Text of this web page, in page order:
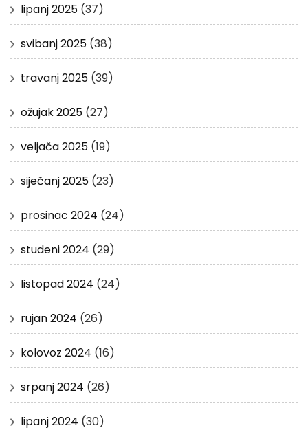
lipanj 2025 (37)
svibanj 2025 (38)
travanj 2025 (39)
ožujak 2025 (27)
veljača 2025 (19)
siječanj 2025 (23)
prosinac 2024 (24)
studeni 2024 (29)
listopad 2024 (24)
rujan 2024 (26)
kolovoz 2024 (16)
srpanj 2024 (26)
lipanj 2024 (30)